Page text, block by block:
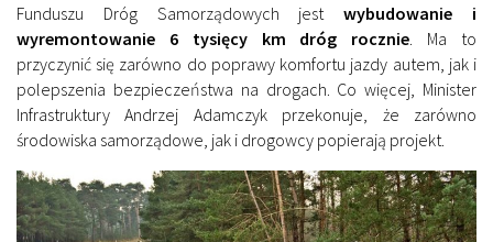
Funduszu Dróg Samorządowych jestwybudowanie i
wyremontowanie 6 tysięcy km dróg rocznie . Ma to
przyczynić się zarówno do poprawy komfortu jazdy autem, jak i
polepszenia bezpieczeństwa na drogach. Co więcej, Minister
Infrastruktury Andrzej Adamczyk przekonuje, że zarówno
środowiska samorządowe, jak i drogowcy popierają projekt.